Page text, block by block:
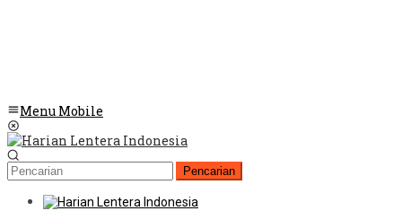
Menu Mobile
Pencarian